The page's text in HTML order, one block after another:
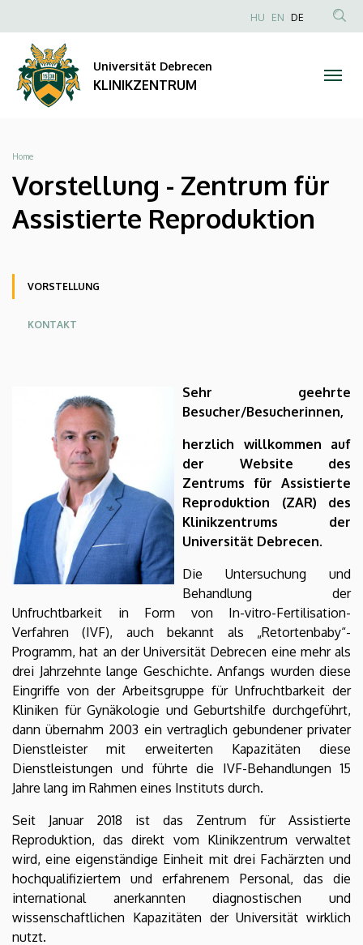
Zentrum
Assistierte
Reproduktion
zum
Inhalt
Anonim
HU EN DE
Universität Debrecen
KLINIKZENTRUM
Breadcrumb
Home
Vorstellung - Zentrum für
Assistierte Reproduktion
Oldalmenü
Oldalmenü
Angol
Oldalmenü
Német
VORSTELLUNG
KONTAKT
Sehr geehrte
Besucher/Besucherinnen,
herzlich willkommen auf
der Website des
Zentrums für Assistierte
Reproduktion (ZAR) des
Klinikzentrums der
Universität Debrecen.
Die Untersuchung und
Behandlung der
Unfruchtbarkeit in Form von In-vitro-Fertilisation-
Verfahren (IVF), auch bekannt als „Retortenbaby“-
Programm, hat an der Universität Debrecen eine mehr als
drei Jahrzehnte lange Geschichte. Anfangs wurden diese
Eingriffe von der Arbeitsgruppe für Unfruchtbarkeit der
Kliniken für Gynäkologie und Geburtshilfe durchgeführt,
dann übernahm 2003 ein vertraglich gebundener privater
Dienstleister mit erweiterten Kapazitäten diese
Dienstleistungen und führte die IVF-Behandlungen 15
Jahre lang im Rahmen eines Instituts durch.
Seit Januar 2018 ist das Zentrum für Assistierte
Reproduktion, das direkt vom Klinikzentrum verwaltet
wird, eine eigenständige Einheit mit drei Fachärzten und
hochqualifiziertem und erfahrenem Personal, das die
international anerkannten diagnostischen und
wissenschaftlichen Kapazitäten der Universität wirklich
nutzt.